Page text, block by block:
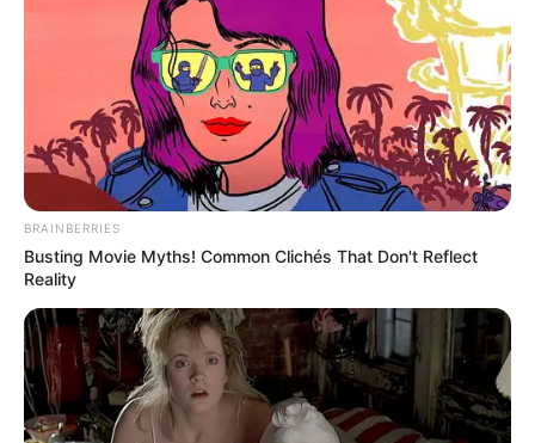
BRAINBERRIES
Busting Movie Myths! Common Clichés That Don't Reflect
Reality